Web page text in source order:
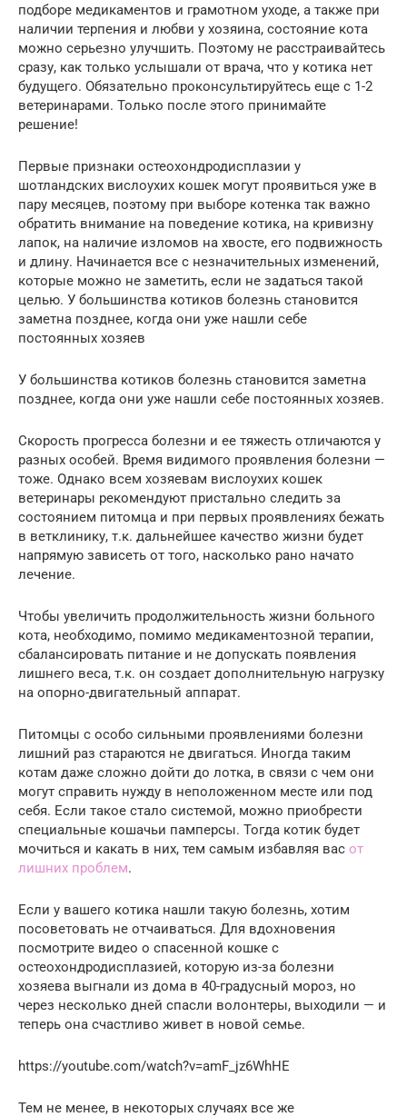
подборе медикаментов и грамотном уходе, а также при
наличии терпения и любви у хозяина, состояние кота
можно серьезно улучшить. Поэтому не расстраивайтесь
сразу, как только услышали от врача, что у котика нет
будущего. Обязательно проконсультируйтесь еще с 1-2
ветеринарами. Только после этого принимайте
решение!
Первые признаки остеохондродисплазии у
шотландских вислоухих кошек могут проявиться уже в
пару месяцев, поэтому при выборе котенка так важно
обратить внимание на поведение котика, на кривизну
лапок, на наличие изломов на хвосте, его подвижность
и длину. Начинается все с незначительных изменений,
которые можно не заметить, если не задаться такой
целью. У большинства котиков болезнь становится
заметна позднее, когда они уже нашли себе
постоянных хозяев
У большинства котиков болезнь становится заметна
позднее, когда они уже нашли себе постоянных хозяев.
Скорость прогресса болезни и ее тяжесть отличаются у
разных особей. Время видимого проявления болезни —
тоже. Однако всем хозяевам вислоухих кошек
ветеринары рекомендуют пристально следить за
состоянием питомца и при первых проявлениях бежать
в ветклинику, т.к. дальнейшее качество жизни будет
напрямую зависеть от того, насколько рано начато
лечение.
Чтобы увеличить продолжительность жизни больного
кота, необходимо, помимо медикаментозной терапии,
сбалансировать питание и не допускать появления
лишнего веса, т.к. он создает дополнительную нагрузку
на опорно-двигательный аппарат.
Питомцы с особо сильными проявлениями болезни
лишний раз стараются не двигаться. Иногда таким
котам даже сложно дойти до лотка, в связи с чем они
могут справить нужду в неположенном месте или под
себя. Если такое стало системой, можно приобрести
специальные кошачьи памперсы. Тогда котик будет
мочиться и какать в них, тем самым избавляя вас от
лишних проблем.
Если у вашего котика нашли такую болезнь, хотим
посоветовать не отчаиваться. Для вдохновения
посмотрите видео о спасенной кошке с
остеохондродисплазией, которую из-за болезни
хозяева выгнали из дома в 40-градусный мороз, но
через несколько дней спасли волонтеры, выходили — и
теперь она счастливо живет в новой семье.
https://youtube.com/watch?v=amF_jz6WhHE
Тем не менее, в некоторых случаях все же